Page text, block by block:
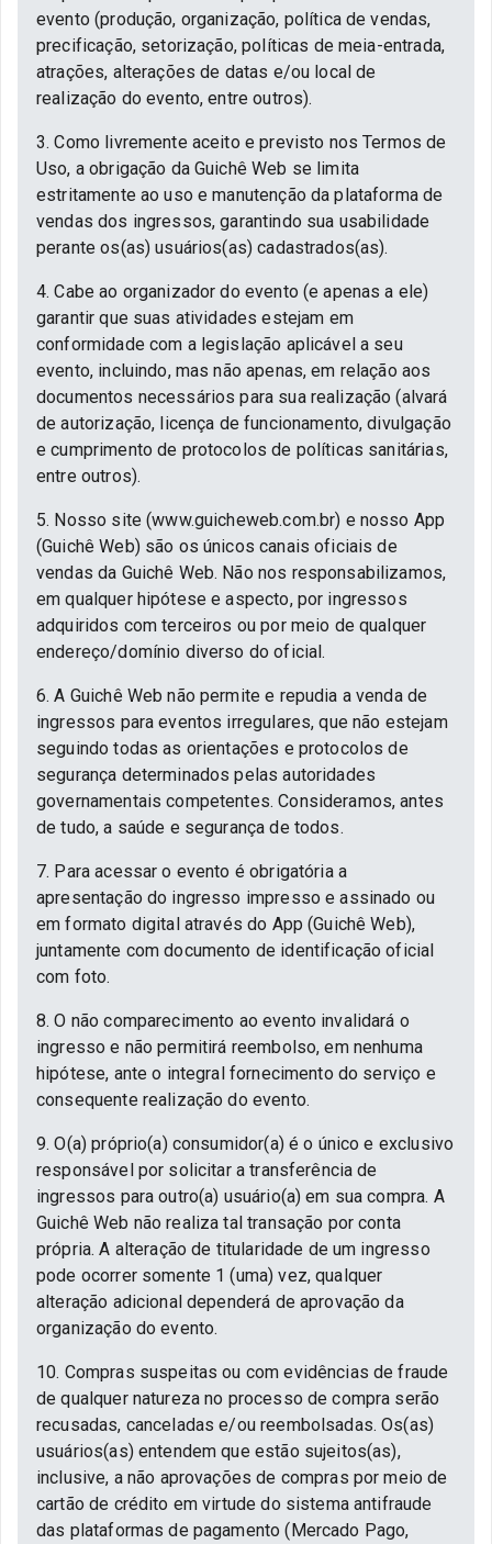
evento (produção, organização, política de vendas,
precificação, setorização, políticas de meia-entrada,
atrações, alterações de datas e/ou local de
realização do evento, entre outros).
3. Como livremente aceito e previsto nos Termos de
Uso, a obrigação da Guichê Web se limita
estritamente ao uso e manutenção da plataforma de
vendas dos ingressos, garantindo sua usabilidade
perante os(as) usuários(as) cadastrados(as).
4. Cabe ao organizador do evento (e apenas a ele)
garantir que suas atividades estejam em
conformidade com a legislação aplicável a seu
evento, incluindo, mas não apenas, em relação aos
documentos necessários para sua realização (alvará
de autorização, licença de funcionamento, divulgação
e cumprimento de protocolos de políticas sanitárias,
entre outros).
5. Nosso site (www.guicheweb.com.br) e nosso App
(Guichê Web) são os únicos canais oficiais de
vendas da Guichê Web. Não nos responsabilizamos,
em qualquer hipótese e aspecto, por ingressos
adquiridos com terceiros ou por meio de qualquer
endereço/domínio diverso do oficial.
6. A Guichê Web não permite e repudia a venda de
ingressos para eventos irregulares, que não estejam
seguindo todas as orientações e protocolos de
segurança determinados pelas autoridades
governamentais competentes. Consideramos, antes
de tudo, a saúde e segurança de todos.
7. Para acessar o evento é obrigatória a
apresentação do ingresso impresso e assinado ou
em formato digital através do App (Guichê Web),
juntamente com documento de identificação oficial
com foto.
8. O não comparecimento ao evento invalidará o
ingresso e não permitirá reembolso, em nenhuma
hipótese, ante o integral fornecimento do serviço e
consequente realização do evento.
9. O(a) próprio(a) consumidor(a) é o único e exclusivo
responsável por solicitar a transferência de
ingressos para outro(a) usuário(a) em sua compra. A
Guichê Web não realiza tal transação por conta
própria. A alteração de titularidade de um ingresso
pode ocorrer somente 1 (uma) vez, qualquer
alteração adicional dependerá de aprovação da
organização do evento.
10. Compras suspeitas ou com evidências de fraude
de qualquer natureza no processo de compra serão
recusadas, canceladas e/ou reembolsadas. Os(as)
usuários(as) entendem que estão sujeitos(as),
inclusive, a não aprovações de compras por meio de
cartão de crédito em virtude do sistema antifraude
das plataformas de pagamento (Mercado Pago,